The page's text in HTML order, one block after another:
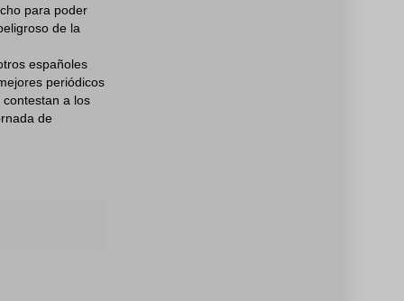
para poder
de la
españoles
periódicos
a los
de